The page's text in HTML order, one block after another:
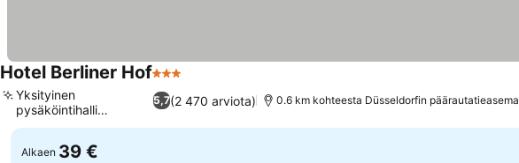
Hotel Berliner Hof3 Tähtiluokitus
5,7(2 470 arviota)
Yksityinen
pysäköintihalli
saatavilla
0.6 km kohteesta Düsseldorfin päärautatieasema
Alkaen 39 €